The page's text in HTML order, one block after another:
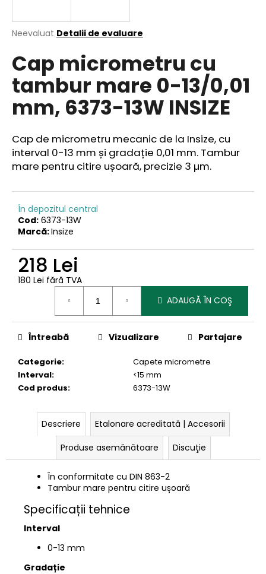
Evaluarea
a
produsului
este
0,0
din
5
Neevaluat Detalii de evaluare
Cap micrometru cu
tambur mare 0-13/0,01
mm, 6373-13W INSIZE
Cap de micrometru mecanic de la Insize, cu
interval 0-13 mm și gradație 0,01 mm. Tambur
mare pentru citire ușoară, precizie 3 µm.
În depozitul central
Cod: 6373-13W
Marcă:Insize
218 Lei
180 Lei fără TVA
ADAUGĂ ÎN COŞ
Categorie:
Capete micrometre
Interval:
<15 mm
Cod produs: 6373-13W
Întreabă Vizualizare Partajare
Descriere
Etalonare acreditată | Accesorii
Produse asemănătoare
Discuţie
În conformitate cu DIN 863-2
Tambur mare pentru citire ușoară
Specificații tehnice
Interval
0-13 mm
Gradație
ă
r
e
c
o
a
n
d
m